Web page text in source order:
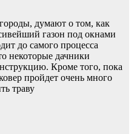
думают о том, как
газон под окнами
до самого процесса
некоторые дачники
Кроме того, пока
пройдет очень много
траву